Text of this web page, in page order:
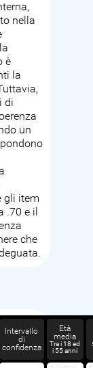
nella
è
la
di
un
gli item
.70 e il
che
Intervallo
di
confidenza
Età
media
Tra i 18 ed
i 55 anni